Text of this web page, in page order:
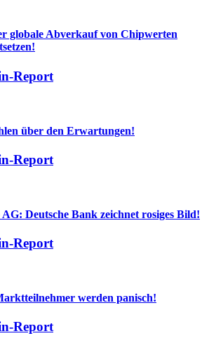
globale Abverkauf von Chipwerten
Report
über den Erwartungen!
Report
Deutsche Bank zeichnet rosiges Bild!
Report
werden panisch!
Report